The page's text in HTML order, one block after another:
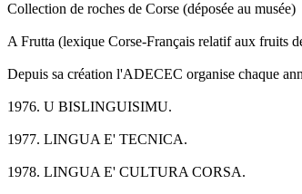
Collection de roches de Corse (déposée au musée)
A Frutta (lexique Corse-Français relatif aux fruits
Depuis sa création l'ADECEC organise chaque
1976. U BISLINGUISIMU.
1977. LINGUA E' TECNICA.
1978. LINGUA E' CULTURA CORSA.